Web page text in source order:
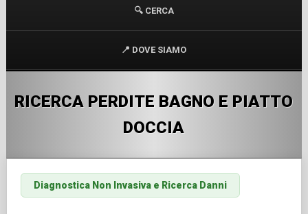
🔍 CERCA
📍 DOVE SIAMO
RICERCA PERDITE BAGNO E PIATTO
DOCCIA
Diagnostica Non Invasiva e Ricerca Danni